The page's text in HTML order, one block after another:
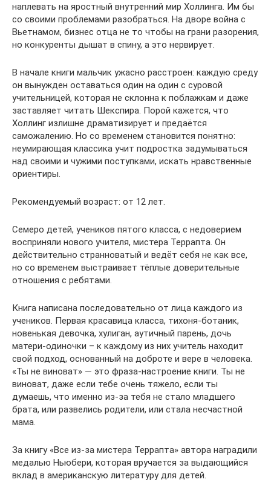
наплевать на яростный внутренний мир Холлинга. Им бы
со своими проблемами разобраться. На дворе война с
Вьетнамом, бизнес отца не то чтобы на грани разорения,
но конкуренты дышат в спину, а это нервирует.
В начале книги мальчик ужасно расстроен: каждую среду
он вынужден оставаться один на один с суровой
учительницей, которая не склонна к поблажкам и даже
заставляет читать Шекспира. Порой кажется, что
Холлинг излишне драматизирует и предаётся
саможалению. Но со временем становится понятно:
неумирающая классика учит подростка задумываться
над своими и чужими поступками, искать нравственные
ориентиры.
Рекомендуемый возраст: от 12 лет.
Семеро детей, учеников пятого класса, с недоверием
восприняли нового учителя, мистера Террапта. Он
действительно странноватый и ведёт себя не как все,
но со временем выстраивает тёплые доверительные
отношения с ребятами.
Книга написана последовательно от лица каждого из
учеников. Первая красавица класса, тихоня-ботаник,
новенькая девочка, хулиган, аутичный парень, дочь
матери-одиночки – к каждому из них учитель находит
свой подход, основанный на доброте и вере в человека.
«Ты не виноват» — это фраза-настроение книги. Ты не
виноват, даже если тебе очень тяжело, если ты
думаешь, что именно из-за тебя не стало младшего
брата, или развелись родители, или стала несчастной
мама.
За книгу «Все из-за мистера Террапта» автора наградили
медалью Ньюбери, которая вручается за выдающийся
вклад в американскую литературу для детей.